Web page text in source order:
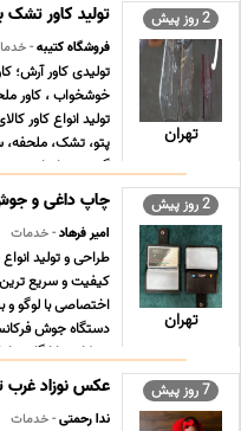
2 روز پیش
تهران
تولید کاور تشک
فروشگاه کتیبه-
تولیدی کاور آرش؛
تولید انواع کاور
پتو، تشک،
گیرند. تمام این
2 روز پیش
تهران
چاپ داغی و
امیر فرهاد- خدمات
طراحی و تولید
کیفیت و سریع
اختصاصی با لوگو و
دستگاه جوش
همکاری با ارگان
7 روز پیش عکس نوزاد غرب
ندا رحمتی- خدمات